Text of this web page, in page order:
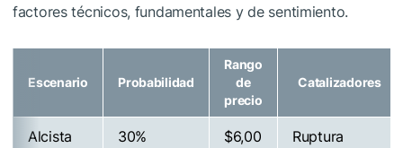
factores técnicos, fundamentales y de sentimiento.
Escenario Probabilidad
Rango
de
precio
Catalizadores
Alcista 30%
$6,00
Ruptura